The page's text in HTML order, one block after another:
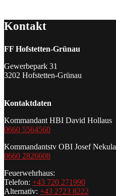
Kontakt
FF Hofstetten-Grünau
Gewerbepark 31
3202 Hofstetten-Grünau
Kontaktdaten
Kommandant HBI David Hollaus
0660 5564560
Kommandantstv OBI Josef Nekula
0660 2826608
Feuerwehrhaus:
Telefon: +43 720 271990
Alternativ: +43 2723 8222